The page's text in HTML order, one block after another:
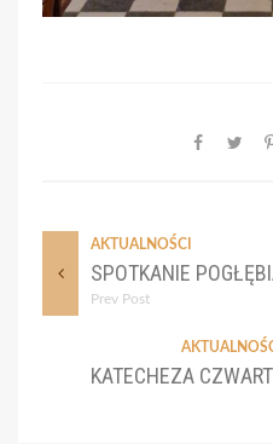
AKTUALNOŚCI
SPOTKANIE
Prev Post